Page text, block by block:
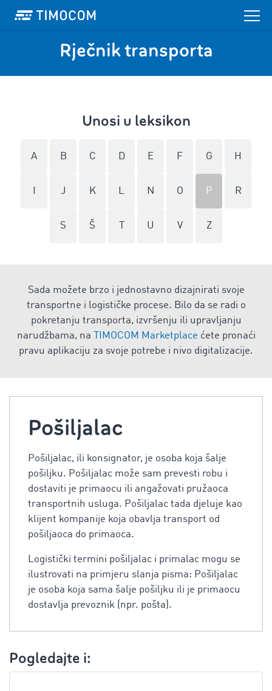
Rječnik transporta
Unosi u leksikon
A B C D E F G H
J K L N O P R
S Š U V Z
Sada možete brzo i jednostavno dizajnirati svoje
transportne i logističke procese. Bilo da se radi o
pokretanju transporta, izvršenju ili upravljanju
narudžbama, na
TIMOCOM Marketplace ćete pronaći
pravu aplikaciju za svoje potrebe i nivo digitalizacije.
Pošiljalac
Pošiljalac, ili konsignator, je osoba koja šalje
pošiljku. Pošiljalac može sam prevesti robu i
dostaviti je primaocu ili angažovati pružaoca
transportnih usluga. Pošiljalac tada djeluje kao
klijent kompanije koja obavlja transport od
pošiljaoca do primaoca.
Logistički termini pošiljalac i primalac mogu se
ilustrovati na primjeru slanja pisma: Pošiljalac
je osoba koja sama šalje pošiljku ili je primaocu
dostavlja prevoznik (npr. pošta).
Pogledajte i: